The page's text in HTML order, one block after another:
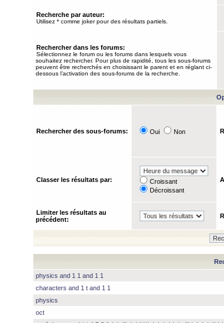
Recherche par auteur:
Utilisez * comme joker pour des résultats partiels.
Rechercher dans les forums:
Sélectionnez le forum ou les forums dans lesquels vous
souhaitez rechercher. Pour plus de rapidité, tous les sous-forums
peuvent être recherchés en choisissant le parent et en réglant ci-
dessous l’activation des sous-forums de la recherche.
Rechercher des sous-forums: Oui Non
Classer les résultats par:
Croissant
Décroissant
Limiter les résultats au
précédent:
physics and 1 1 and 1 1
characters and 1 t and 1 1
physics
oct